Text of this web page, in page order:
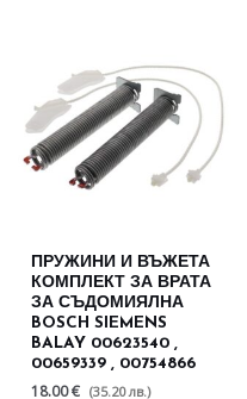
ПРУЖИНИ И ВЪЖЕТА
КОМПЛЕКТ ЗА ВРАТА
ЗА СЪДОМИЯЛНА
BOSCH SIEMENS
BALAY 00623540 ,
00659339 , 00754866
18.00 € (35.20 лв.)